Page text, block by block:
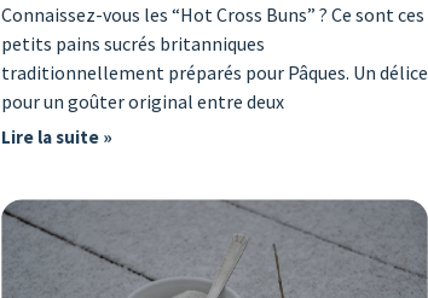
Connaissez-vous les “Hot Cross Buns” ? Ce sont ces
petits pains sucrés britanniques
traditionnellement préparés pour Pâques. Un délice
pour un goûter original entre deux
Lire la suite »